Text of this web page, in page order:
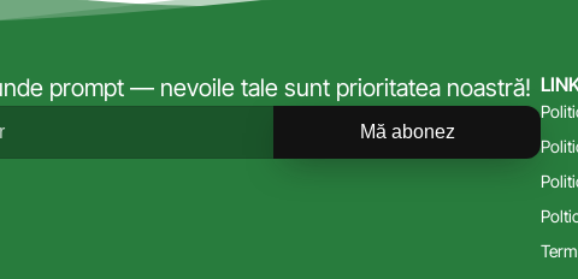
prompt — nevoile tale sunt prioritatea noastră!
Mă abonez